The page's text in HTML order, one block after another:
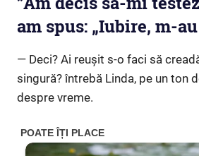
am spus: „Iubire, m-
— Deci? Ai reușit s-o faci să
singură? întrebă Linda, pe un ton
despre vreme.